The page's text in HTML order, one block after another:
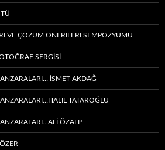
VE ÇÖZÜM ÖNERİLERİ SEMPOZYUMU
SERGİSİ
İSMET AKDAĞ
TATAROĞLU
ÖZALP